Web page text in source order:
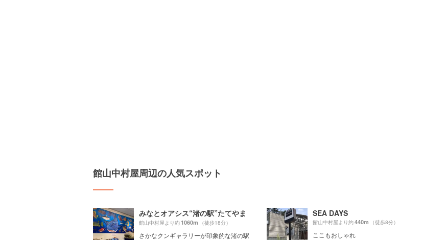
館山中村屋周辺の人気スポット
みなとオアシス“渚の駅”たてやま
館山中村屋より約1060m （徒歩18分）
さかなクンギャラリーが印象的な渚の駅
SEA DAYS
館山中村屋より約440m （徒歩8分）
ここもおしゃれ